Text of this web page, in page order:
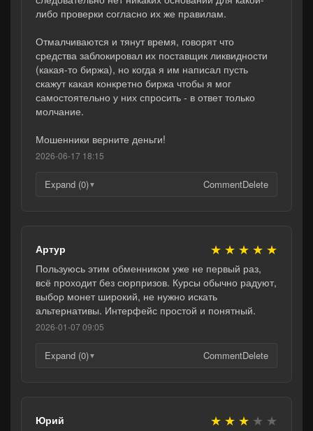
либо проверки согласно их же правилам.
Отмалчиваются и тянут время, говорят что
средства заблокировал их поставщик ликвидности
(какая-то биржа), но когда я им написал пусть
скажут какая конкретно биржа чтобы я мог
самостоятельно у них спросить - в ответ только
молчание.
Мошенники верните деньги!
2026-06-17 18:15
Expand (0)▼ CommentDelete
Артур ★ ★ ★ ★ ★
Пользуюсь этим обменником уже не первый раз,
всё проходит без сюрпризов. Курсы обычно радуют,
выбор монет широкий, не нужно искать
альтернативы. Интерфейс простой и понятный.
2026-01-07 09:05
Expand (0)▼ CommentDelete
Юрий ★ ★ ★ ★ ★